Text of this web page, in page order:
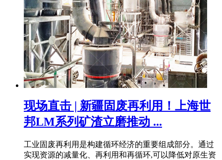
现场直击 | 新疆固废再利用！上海世
邦LM系列矿渣立磨推动 ...
工业固废再利用是构建循环经济的重要组成部分。通过
实现资源的减量化、再利用和再循环,可以降低对原生资